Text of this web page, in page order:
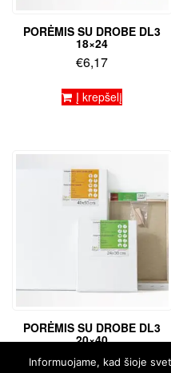
PORĖMIS SU DROBE DL3
18×24
€6,17
Į krepšelį
PORĖMIS SU DROBE DL3
20×40
€8,32
Informuojame, kad šioje